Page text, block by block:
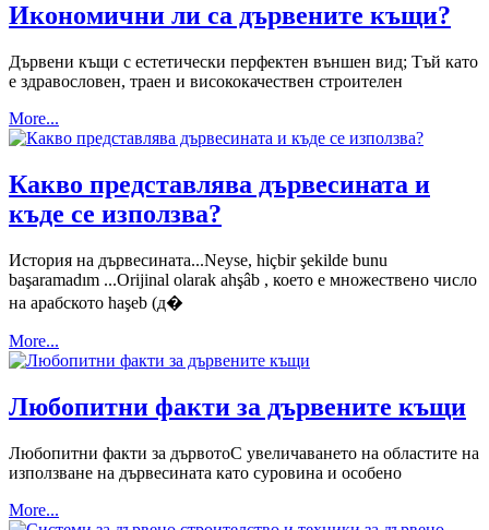
Икономични ли са дървените къщи?
Дървени къщи с естетически перфектен външен вид; Тъй като
е здравословен, траен и висококачествен строителен
More...
Какво представлява дървесината и
къде се използва?
История на дървесината...Neyse, hiçbir şekilde bunu
başaramadım ...Orijinal olarak ahşâb , което е множествено число
на арабското haşeb (д�
More...
Любопитни факти за дървените къщи
Любопитни факти за дървотоС увеличаването на областите на
използване на дървесината като суровина и особено
More...